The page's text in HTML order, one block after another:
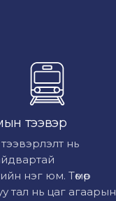
тээвэр
тээвэрлэлт нь
нэг юм. Төмөр
тал нь цаг агаарын